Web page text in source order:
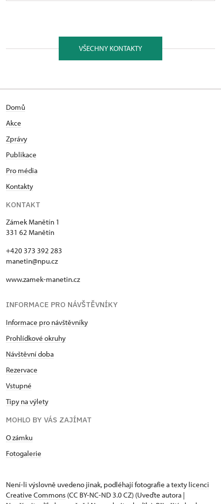
VŠECHNY KONTAKTY
Domů
Akce
Zprávy
Publikace
Pro média
Kontakty
KONTAKT
Zámek Manětín 1
331 62 Manětín
+420 373 392 283
manetin@npu.cz
www.zamek-manetin.cz
INFORMACE PRO NÁVŠTĚVNÍKY
Informace pro návštěvníky
Prohlídkové okruhy
Návštěvní doba
Rezervace
Vstupné
Tipy na výlety
MOHLO BY VÁS ZAJÍMAT
O zámku
Fotogalerie
Není-li výslovně uvedeno jinak, podléhají fotografie a texty licenci
Creative Commons (CC BY-NC-ND 3.0 CZ) (Uveďte autora |